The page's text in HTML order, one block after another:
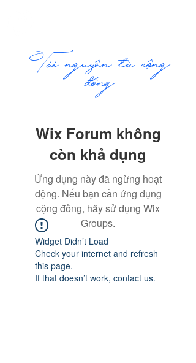
​Tài nguyên từ cộng
đồng
Wix Forum không
còn khả dụng
Ứng dụng này đã ngừng hoạt
động. Nếu bạn cần ứng dụng
cộng đồng, hãy sử dụng Wix
Groups.
Widget Didn’t Load
Check your internet and refresh
this page.
If that doesn’t work, contact us.